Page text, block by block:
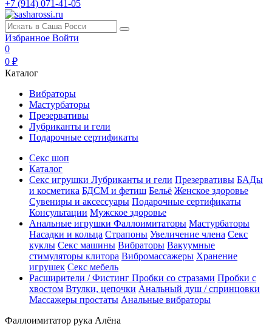
+7 (914) 071-41-05
Избранное Войти
0
0 ₽
Каталог
Вибраторы
Мастурбаторы
Презервативы
Лубриканты и гели
Подарочные сертификаты
Секс шоп
Каталог
Секс игрушки Лубриканты и гели Презервативы БАДы
и косметика БДСМ и фетиш Бельё Женское здоровье
Сувениры и аксессуары Подарочные сертификаты
Консультации Мужское здоровье
Анальные игрушки Фаллоимитаторы Мастурбаторы
Насадки и кольца Страпоны Увеличение члена Секс
куклы Секс машины Вибраторы Вакуумные
стимуляторы клитора Вибромассажеры Хранение
игрушек Секс мебель
Расширители / Фистинг Пробки со стразами Пробки с
хвостом Втулки, цепочки Анальный душ / спринцовки
Массажеры простаты Анальные вибраторы
Фаллоимитатор рука Алёна